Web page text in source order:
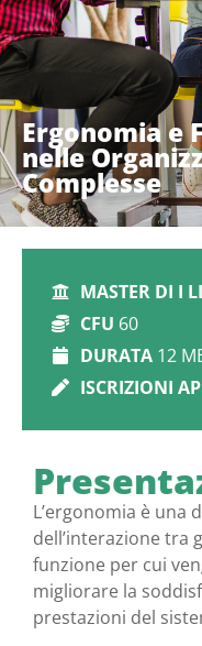
Ergonomia e
nelle
Complesse
MASTER DI I
CFU 60
DURATA 12
ISCRIZIONI
L’ergonomia è una
dell’interazione tra
funzione per cui
migliorare la
prestazioni del